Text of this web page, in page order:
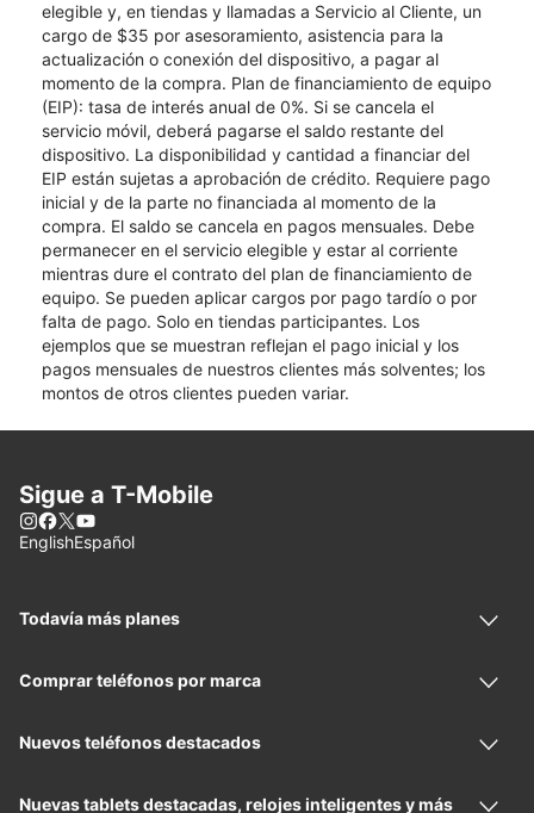
elegible y, en tiendas y llamadas a Servicio al Cliente, un
cargo de $35 por asesoramiento, asistencia para la
actualización o conexión del dispositivo, a pagar al
momento de la compra. Plan de financiamiento de equipo
(EIP): tasa de interés anual de 0%. Si se cancela el
servicio móvil, deberá pagarse el saldo restante del
dispositivo. La disponibilidad y cantidad a financiar del
EIP están sujetas a aprobación de crédito. Requiere pago
inicial y de la parte no financiada al momento de la
compra. El saldo se cancela en pagos mensuales. Debe
permanecer en el servicio elegible y estar al corriente
mientras dure el contrato del plan de financiamiento de
equipo. Se pueden aplicar cargos por pago tardío o por
falta de pago. Solo en tiendas participantes. Los
ejemplos que se muestran reflejan el pago inicial y los
pagos mensuales de nuestros clientes más solventes; los
montos de otros clientes pueden variar.